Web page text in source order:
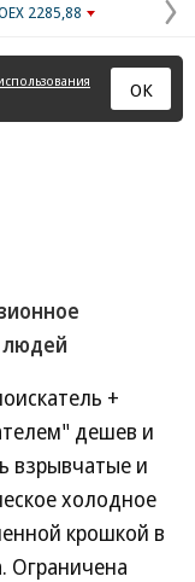
2285,88
ОК
людей
+
дешев и
взрывчатые и
холодное
крошкой в
Ограничена